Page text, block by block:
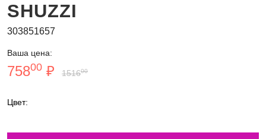
SHUZZI
303851657
Ваша цена:
75800 ₽ 151600
Цвет: